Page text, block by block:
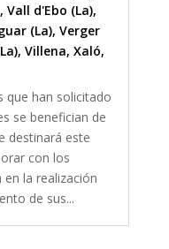
, Vall d'Ebo (La),
(La), Verger
, Villena, Xaló,
que han solicitado
se benefician de
destinará este
con los
la realización
de sus...